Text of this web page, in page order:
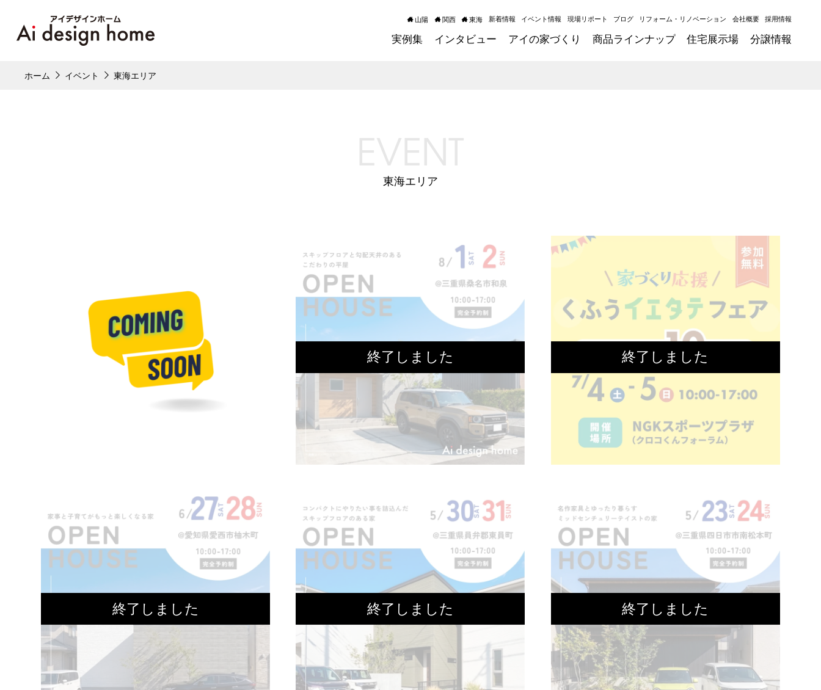
山陽 関西 東海 新着情報 イベント情報 現場リポート ブログ リフォーム・リノベーション 会社概要 採用情報
実例集 インタビュー アイの家づくり 商品ラインナップ 住宅展示場 分譲情報
ホーム イベント 東海エリア
EVENT
東海エリア